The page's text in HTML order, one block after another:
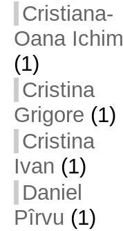
Cristiana-
Oana Ichim
(1)
Cristina
Grigore (1)
Cristina
Ivan (1)
Daniel
Pîrvu (1)